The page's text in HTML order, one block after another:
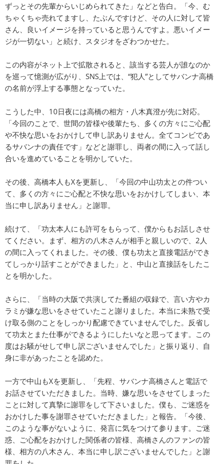
ずっとその先輩からいじめられてきた」などと告白。「今、む
ちゃくちゃ売れてますし、たぶんですけど、その人に対して皆
さん、良いイメージを持っていると思うんですよ。悪いイメー
ジが一切ない」と続け、スタジオをざわつかせた。
この内容がネット上で拡散されると、該当する芸人が誰なのか
を巡って憶測が広がり、SNS上では、“犯人”としてサバンナ高橋
の名前が浮上する事態となっていた。
こうした中、10日夜には高橋の相方・八木真澄が先に対応。
「今回のことで、世間の皆様や後輩たち、多くの方々にご心配
や不快な思いをおかけして申し訳ありません。全てコンビであ
るサバンナの責任です」などと謝罪し、両者の間に入って話し
合いを進めていることを明かしていた。
その後、高橋本人もXを更新し、「今回の中山功太との件つい
て、多くの方々にご心配と不快な思いをおかけしてしまい、本
当に申し訳ありません」と謝罪。
続けて、「功太本人にも許可をもらって、僕からもお話しさせ
てください。まず、相方の八木さんが相手と親しいので、2人
の間に入ってくれました。その後、僕も功太と直接電話ができ
てしっかり話すことができました」と、中山と直接話をしたこ
とを明かした。
さらに、「当時の大阪で共演してた番組の収録で、言い方やカ
ラミが嫌な思いをさせていたこと謝りました。本当に未熟で受
け取る側のことをしっかり配慮できていませんでした。反省し
て功太とまた仕事ができるようにしたいなと思ってます。この
度はお騒がせして申し訳ございませんでした」と振り返り、自
身に非があったことを認めた。
一方で中山もXを更新し、「先程、サバンナ高橋さんと電話で
お話させていただきました。当時、嫌な思いをさせてしまった
ことに対して真摯に謝罪をして下さいました。僕も、ご迷惑を
おかけした事を謝罪させていただきました」と報告。「今後、
このような事がないように、発言に気をつけて参ります。ご迷
惑、ご心配をおかけした関係者の皆様、高橋さんのファンの皆
様、相方の八木さん、本当に申し訳ございませんでした」と謝